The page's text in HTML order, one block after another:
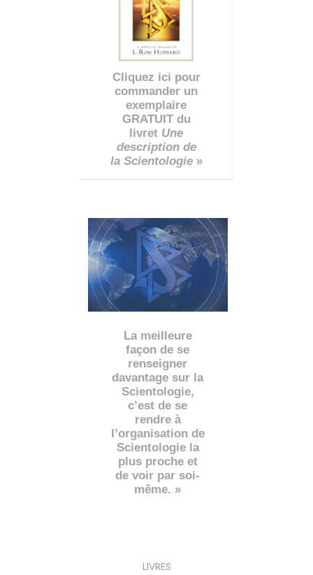
Cliquez ici pour
commander un
exemplaire
GRATUIT du
livret Une
description de
la Scientologie»
La meilleure
façon de se
renseigner
davantage sur la
Scientologie,
c’est de se
rendre à
l’organisation de
Scientologie la
plus proche et
de voir par soi-
même. »
LIVRES